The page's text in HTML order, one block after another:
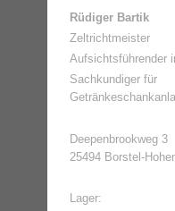
Rüdiger Bartik
Zeltrichtmeister
Aufsichtsführender
Sachkundiger für
Deepenbrookweg 3
25494 Borstel-
Lager: